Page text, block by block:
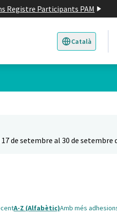
Registre Participants PAM
Català
Triar la llengua
de setembre al 30 de setembre
A-Z (Alfabètic)Amb més